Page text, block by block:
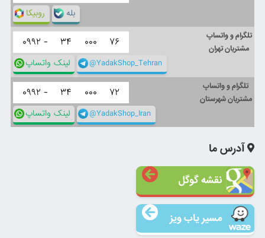
روبیکا بله
تلگرام و واتساپ
مشتریان تهران
۰۹۹۲ - ۳۴ ۰۰۰ ۷۶
لینک واتساپ @YadakShop_Tehran
تلگرام و واتساپ
مشتریان شهرستان
۰۹۹۲ - ۳۴ ۰۰۰ ۷۲
لینک واتساپ @YadakShop_Iran
آدرس ما
نقشه گوگل
مسیر یاب ویز